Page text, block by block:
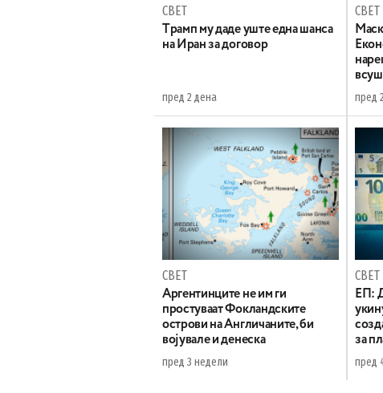
СВЕТ
Tрамп му даде уште една шанса
на Иран за договор
пред 2 дена
СВЕТ
пред
СВЕТ
Аргентинците не им ги
простуваат Фокландските
острови на Англичаните, би
војувале и денеска
пред 3 недели
СВЕТ
ЕП:
за
пред